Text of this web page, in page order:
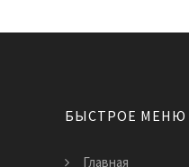
БЫСТРОЕ МЕНЮ
Главная